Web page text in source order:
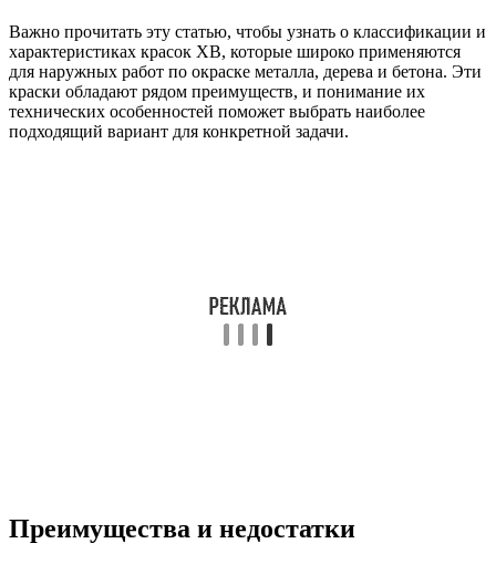
Важно прочитать эту статью, чтобы узнать о классификации и
характеристиках красок ХВ, которые широко применяются
для наружных работ по окраске металла, дерева и бетона. Эти
краски обладают рядом преимуществ, и понимание их
технических особенностей поможет выбрать наиболее
подходящий вариант для конкретной задачи.
Преимущества и недостатки